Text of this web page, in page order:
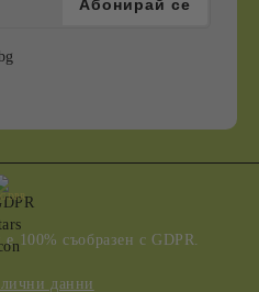
GDPR
100% съобразен с GDPR.
данни